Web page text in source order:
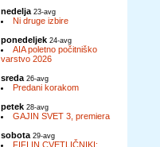
nedelja 23-avg
Ni druge izbire
ponedeljek 24-avg
AIA poletno počitniško
varstvo 2026
sreda 26-avg
Predani korakom
petek 28-avg
GAJIN SVET 3, premiera
sobota 29-avg
FIFI IN CVETLIČNIKI: